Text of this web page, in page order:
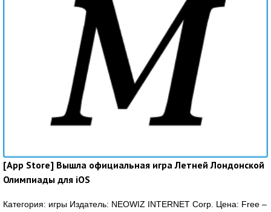
[App Store] Вышла официальная игра Летней Лондонской
Олимпиады для iOS
Категория: игры Издатель: NEOWIZ INTERNET Corp. Цена: Free –